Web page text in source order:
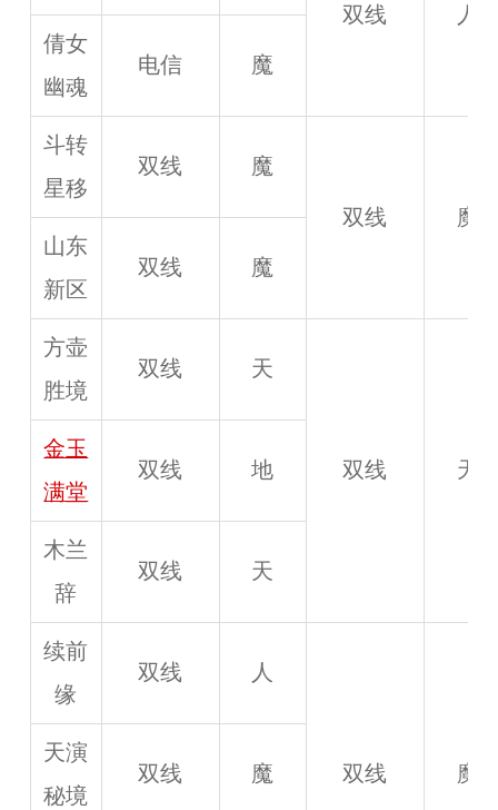
双线
人
倩女
幽魂
电信 魔
斗转
星移
双线 魔
双线
魔
山东
新区
双线 魔
方壶
胜境
双线 天
双线 天
金玉
满堂
双线 地
木兰
辞
双线 天
续前
缘
双线 人
双线 魔
天演
秘境
双线 魔